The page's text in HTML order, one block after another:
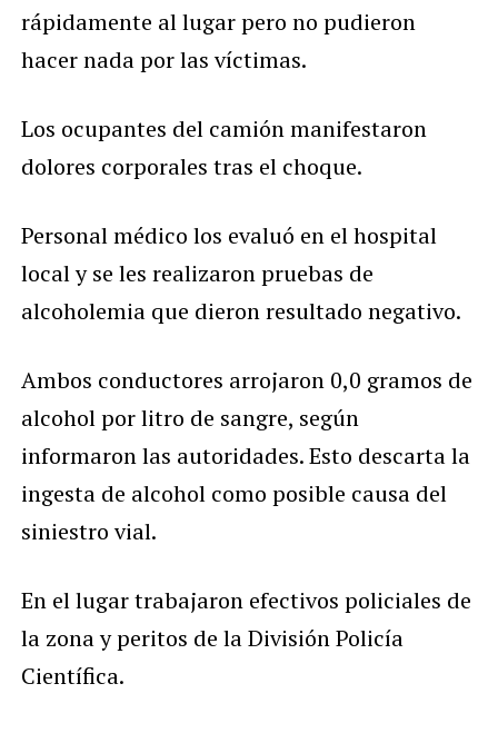
rápidamente al lugar pero no pudieron
hacer nada por las víctimas.
Los ocupantes del camión manifestaron
dolores corporales tras el choque.
Personal médico los evaluó en el hospital
local y se les realizaron pruebas de
alcoholemia que dieron resultado negativo.
Ambos conductores arrojaron 0,0 gramos de
alcohol por litro de sangre, según
informaron las autoridades. Esto descarta la
ingesta de alcohol como posible causa del
siniestro vial.
En el lugar trabajaron efectivos policiales de
la zona y peritos de la División Policía
Científica.